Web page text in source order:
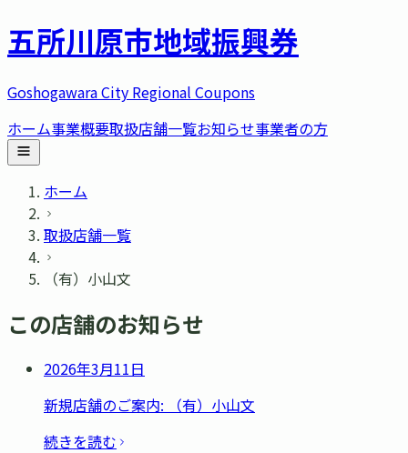
五所川原市地域振興券
Goshogawara City Regional Coupons
ホーム事業概要取扱店舗一覧お知らせ事業者の方
ホーム
取扱店舗一覧
（有）小山文
この店舗のお知らせ
2026年3月11日
新規店舗のご案内: （有）小山文
続きを読む